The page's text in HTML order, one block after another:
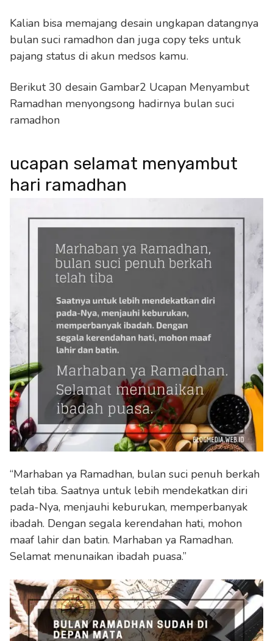
Kalian bisa memajang desain ungkapan datangnya
bulan suci ramadhon dan juga copy teks untuk
pajang status di akun medsos kamu.
Berikut 30 desain Gambar2 Ucapan Menyambut
Ramadhan menyongsong hadirnya bulan suci
ramadhon
ucapan selamat menyambut
hari ramadhan
“Marhaban ya Ramadhan, bulan suci penuh berkah
telah tiba. Saatnya untuk lebih mendekatkan diri
pada-Nya, menjauhi keburukan, memperbanyak
ibadah. Dengan segala kerendahan hati, mohon
maaf lahir dan batin. Marhaban ya Ramadhan.
Selamat menunaikan ibadah puasa.”